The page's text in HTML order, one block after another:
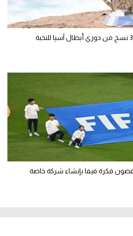
يرفضون فكرة فيفا بإنشاء شركة خاصة